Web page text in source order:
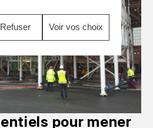
Refuser Voir vos choix
pour mener